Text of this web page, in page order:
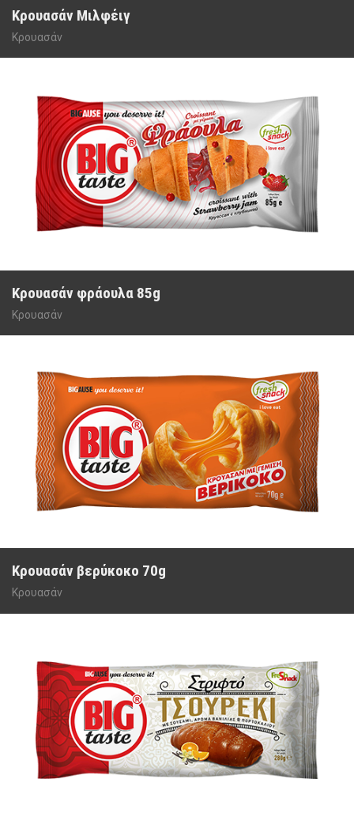
Κρουασάν Μιλφέιγ
Κρουασάν
Κρουασάν φράουλα 85g
Κρουασάν
Κρουασάν βερύκοκο 70g
Κρουασάν